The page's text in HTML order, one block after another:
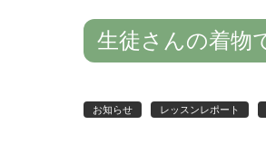
生徒さんの着物
お知らせ レッスンレポート